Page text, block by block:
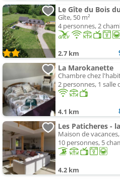
Le Gîte du Bois
Gîte, 50 m²
4 personnes, 2
2.7 km
La Marokanette
Chambre chez
2 personnes, 1 salle
4.1 km
Maison de
10 personnes, 5
4.2 km